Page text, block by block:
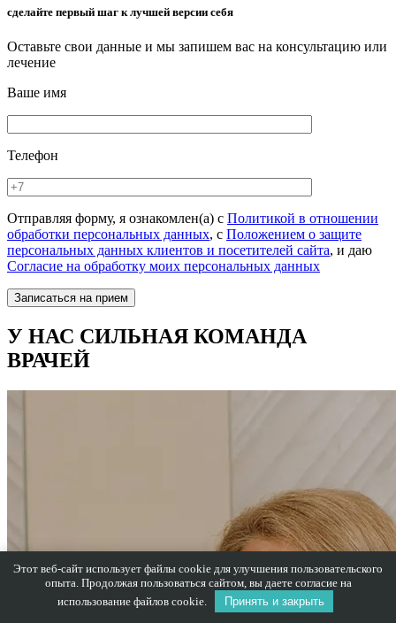
сделайте первый шаг к лучшей версии себя
Оставьте свои данные и мы запишем вас на консультацию или
лечение
Ваше имя
Телефон
Отправляя форму, я ознакомлен(а) с Политикой в отношении
обработки персональных данных, с Положением о защите
персональных данных клиентов и посетителей сайта, и даю
Согласие на обработку моих персональных данных
У НАС СИЛЬНАЯ КОМАНДА
ВРАЧЕЙ
Этот веб-сайт использует файлы cookie для улучшения пользовательского
опыта. Продолжая пользоваться сайтом, вы даете согласие на
использование файлов cookie.
Принять и закрыть